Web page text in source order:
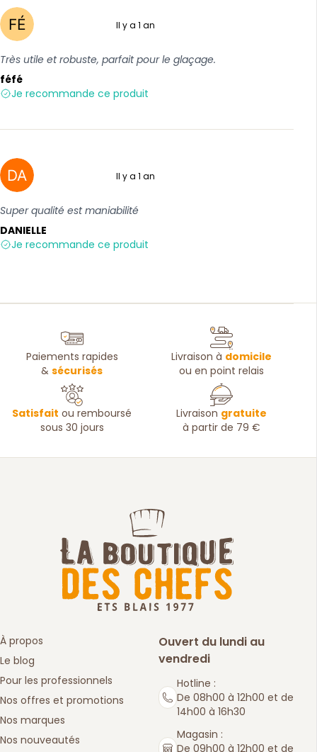
Il y a 1 an
Très utile et robuste, parfait pour le glaçage.
féfé
Je recommande ce produit
Il y a 1 an
Super qualité est maniabilité
DANIELLE
Je recommande ce produit
Paiements rapides
&sécurisés
Livraison à domicile
ou en point relais
Satisfait ou remboursé
sous 30 jours
Livraison gratuite
à partir de 79 €
À propos
Le blog
Pour les professionnels
Nos offres et promotions
Nos marques
Nos nouveautés
Ouvert du lundi au
vendredi
Hotline :
De 08h00 à 12h00 et de
14h00 à 16h30
Magasin :
De 09h00 à 12h00 et de